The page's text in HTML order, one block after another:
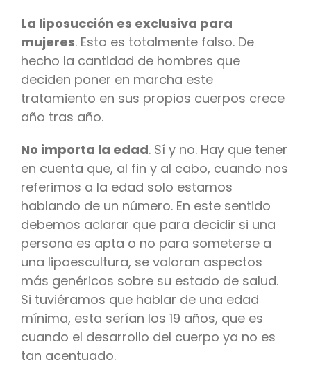
La liposucción es exclusiva para
mujeres. Esto es totalmente falso. De
hecho la cantidad de hombres que
deciden poner en marcha este
tratamiento en sus propios cuerpos crece
año tras año.
No importa la edad. Sí y no. Hay que tener
en cuenta que, al fin y al cabo, cuando nos
referimos a la edad solo estamos
hablando de un número. En este sentido
debemos aclarar que para decidir si una
persona es apta o no para someterse a
una lipoescultura, se valoran aspectos
más genéricos sobre su estado de salud.
Si tuviéramos que hablar de una edad
mínima, esta serían los 19 años, que es
cuando el desarrollo del cuerpo ya no es
tan acentuado.